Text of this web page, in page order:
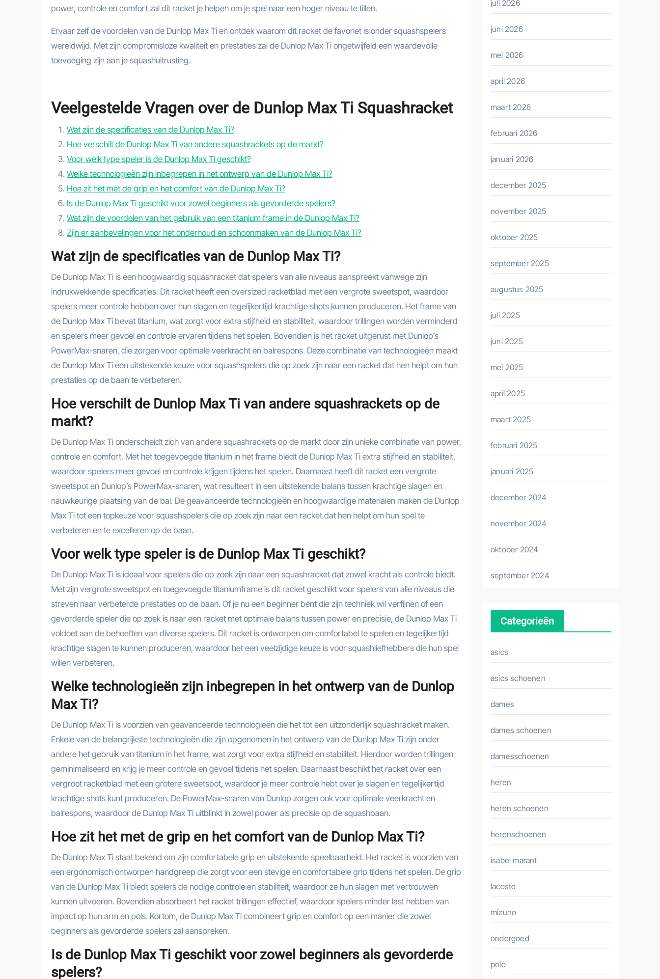
power, controle en comfort zal dit racket je helpen om je spel naar een hoger niveau te tillen.
Ervaar zelf de voordelen van de Dunlop Max Ti en ontdek waarom dit racket de favoriet is onder squashspelers
wereldwijd. Met zijn compromisloze kwaliteit en prestaties zal de Dunlop Max Ti ongetwijfeld een waardevolle
toevoeging zijn aan je squashuitrusting.
Veelgestelde Vragen over de Dunlop Max Ti Squashracket
Wat zijn de specificaties van de Dunlop Max Ti?
Hoe verschilt de Dunlop Max Ti van andere squashrackets op de markt?
Voor welk type speler is de Dunlop Max Ti geschikt?
Welke technologieën zijn inbegrepen in het ontwerp van de Dunlop Max Ti?
Hoe zit het met de grip en het comfort van de Dunlop Max Ti?
Is de Dunlop Max Ti geschikt voor zowel beginners als gevorderde spelers?
Wat zijn de voordelen van het gebruik van een titanium frame in de Dunlop Max Ti?
Zijn er aanbevelingen voor het onderhoud en schoonmaken van de Dunlop Max Ti?
Wat zijn de specificaties van de Dunlop Max Ti?
De Dunlop Max Ti is een hoogwaardig squashracket dat spelers van alle niveaus aanspreekt vanwege zijn
indrukwekkende specificaties. Dit racket heeft een oversized racketblad met een vergrote sweetspot, waardoor
spelers meer controle hebben over hun slagen en tegelijkertijd krachtige shots kunnen produceren. Het frame van
de Dunlop Max Ti bevat titanium, wat zorgt voor extra stijfheid en stabiliteit, waardoor trillingen worden verminderd
en spelers meer gevoel en controle ervaren tijdens het spelen. Bovendien is het racket uitgerust met Dunlop’s
PowerMax-snaren, die zorgen voor optimale veerkracht en balrespons. Deze combinatie van technologieën maakt
de Dunlop Max Ti een uitstekende keuze voor squashspelers die op zoek zijn naar een racket dat hen helpt om hun
prestaties op de baan te verbeteren.
Hoe verschilt de Dunlop Max Ti van andere squashrackets op de
markt?
De Dunlop Max Ti onderscheidt zich van andere squashrackets op de markt door zijn unieke combinatie van power,
controle en comfort. Met het toegevoegde titanium in het frame biedt de Dunlop Max Ti extra stijfheid en stabiliteit,
waardoor spelers meer gevoel en controle krijgen tijdens het spelen. Daarnaast heeft dit racket een vergrote
sweetspot en Dunlop’s PowerMax-snaren, wat resulteert in een uitstekende balans tussen krachtige slagen en
nauwkeurige plaatsing van de bal. De geavanceerde technologieën en hoogwaardige materialen maken de Dunlop
Max Ti tot een topkeuze voor squashspelers die op zoek zijn naar een racket dat hen helpt om hun spel te
verbeteren en te excelleren op de baan.
Voor welk type speler is de Dunlop Max Ti geschikt?
De Dunlop Max Ti is ideaal voor spelers die op zoek zijn naar een squashracket dat zowel kracht als controle biedt.
Met zijn vergrote sweetspot en toegevoegde titaniumframe is dit racket geschikt voor spelers van alle niveaus die
streven naar verbeterde prestaties op de baan. Of je nu een beginner bent die zijn techniek wil verfijnen of een
gevorderde speler die op zoek is naar een racket met optimale balans tussen power en precisie, de Dunlop Max Ti
voldoet aan de behoeften van diverse spelers. Dit racket is ontworpen om comfortabel te spelen en tegelijkertijd
krachtige slagen te kunnen produceren, waardoor het een veelzijdige keuze is voor squashliefhebbers die hun spel
willen verbeteren.
Welke technologieën zijn inbegrepen in het ontwerp van de Dunlop
Max Ti?
De Dunlop Max Ti is voorzien van geavanceerde technologieën die het tot een uitzonderlijk squashracket maken.
Enkele van de belangrijkste technologieën die zijn opgenomen in het ontwerp van de Dunlop Max Ti zijn onder
andere het gebruik van titanium in het frame, wat zorgt voor extra stijfheid en stabiliteit. Hierdoor worden trillingen
geminimaliseerd en krijg je meer controle en gevoel tijdens het spelen. Daarnaast beschikt het racket over een
vergroot racketblad met een grotere sweetspot, waardoor je meer controle hebt over je slagen en tegelijkertijd
krachtige shots kunt produceren. De PowerMax-snaren van Dunlop zorgen ook voor optimale veerkracht en
balrespons, waardoor de Dunlop Max Ti uitblinkt in zowel power als precisie op de squashbaan.
Hoe zit het met de grip en het comfort van de Dunlop Max Ti?
De Dunlop Max Ti staat bekend om zijn comfortabele grip en uitstekende speelbaarheid. Het racket is voorzien van
een ergonomisch ontworpen handgreep die zorgt voor een stevige en comfortabele grip tijdens het spelen. De grip
van de Dunlop Max Ti biedt spelers de nodige controle en stabiliteit, waardoor ze hun slagen met vertrouwen
kunnen uitvoeren. Bovendien absorbeert het racket trillingen effectief, waardoor spelers minder last hebben van
impact op hun arm en pols. Kortom, de Dunlop Max Ti combineert grip en comfort op een manier die zowel
beginners als gevorderde spelers zal aanspreken.
Is de Dunlop Max Ti geschikt voor zowel beginners als gevorderde
spelers?
juli 2026
juni 2026
mei 2026
april 2026
maart 2026
februari 2026
januari 2026
december 2025
november 2025
oktober 2025
september 2025
augustus 2025
juli 2025
juni 2025
mei 2025
april 2025
maart 2025
februari 2025
januari 2025
december 2024
november 2024
oktober 2024
september 2024
Categorieën
asics
asics schoenen
dames
dames schoenen
damesschoenen
heren
heren schoenen
herenschoenen
isabel marant
lacoste
mizuno
ondergoed
polo